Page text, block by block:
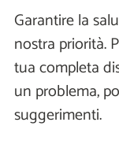
Garantire la
nostra priorità.
tua completa
un problema,
suggerimenti.